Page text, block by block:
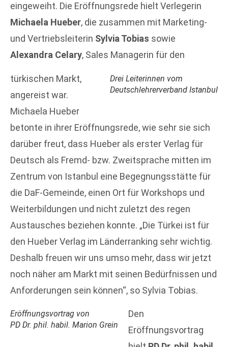
eingeweiht. Die Eröffnungsrede hielt Verlegerin
Michaela Hueber, die zusammen mit Marketing-
und Vertriebsleiterin Sylvia Tobias sowie
Alexandra Celary, Sales Managerin für den
Drei Leiterinnen vom
Deutschlehrerverband Istanbul
türkischen Markt,
angereist war.
Michaela Hueber
betonte in ihrer Eröffnungsrede, wie sehr sie sich
darüber freut, dass Hueber als erster Verlag für
Deutsch als Fremd- bzw. Zweitsprache mitten im
Zentrum von Istanbul eine Begegnungsstätte für
die DaF-Gemeinde, einen Ort für Workshops und
Weiterbildungen und nicht zuletzt des regen
Austausches beziehen konnte. „Die Türkei ist für
den Hueber Verlag im Länderranking sehr wichtig.
Deshalb freuen wir uns umso mehr, dass wir jetzt
noch näher am Markt mit seinen Bedürfnissen und
Anforderungen sein können“, so Sylvia Tobias.
Eröffnungsvortrag von
PD Dr. phil. habil. Marion Grein
Den
Eröffnungsvortrag